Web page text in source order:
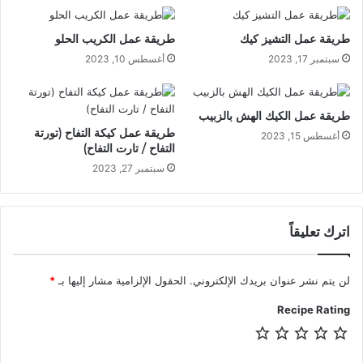
طريقة عمل التشيز كيك
سبتمبر 17, 2023
طريقة عمل الكريب الحلو
أغسطس 10, 2023
طريقة عمل الكيك الهش بالزبيب
أغسطس 15, 2023
طريقة عمل كيكة التفاح (تورتة
التفاح / تارت التفاح)
سبتمبر 27, 2023
اترك تعليقاً
لن يتم نشر عنوان بريدك الإلكتروني. الحقول الإلزامية مشار إليها بـ*
Recipe Rating